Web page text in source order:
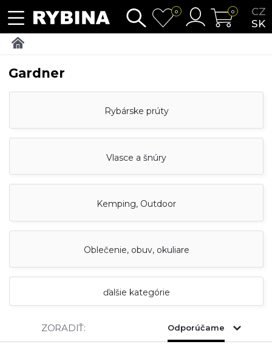
CZ
SK
0 0
Gardner
Rybárske prúty
Vlasce a šnúry
Kemping, Outdoor
Oblečenie, obuv, okuliare
ďalšie kategórie
ZORADIŤ: Odporúčame